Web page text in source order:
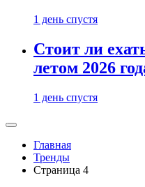
1 день спустя
Стоит ли
летом 2026
1 день спустя
Главная
Тренды
Страница 4